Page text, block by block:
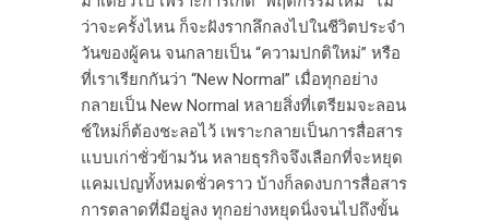
ว่าจะครั้งไหน ก็จะฝังรากลึกลงไปในชีวิตประจำ
วันของผู้คน จนกลายเป็น “ความปกติใหม่” หรือ
ที่เราเรียกกันว่า “New Normal” เมื่อทุกอย่าง
กลายเป็น New Normal หลายสิ่งที่เตรียมจะลอน
ช์ใหม่ก็ต้องชะลอไว้ เพราะกลายเป็นการสื่อสาร
แบบเก่าชั่วข้ามวัน หลายธุรกิจจึงเลือกที่จะหยุด
แคมเปญทั้งหมดชั่วคราว บ้างก็ลดงบการสื่อสาร
การตลาดที่มีอยู่ลง ทุกอย่างหยุดนิ่งจนไปถึงขั้น